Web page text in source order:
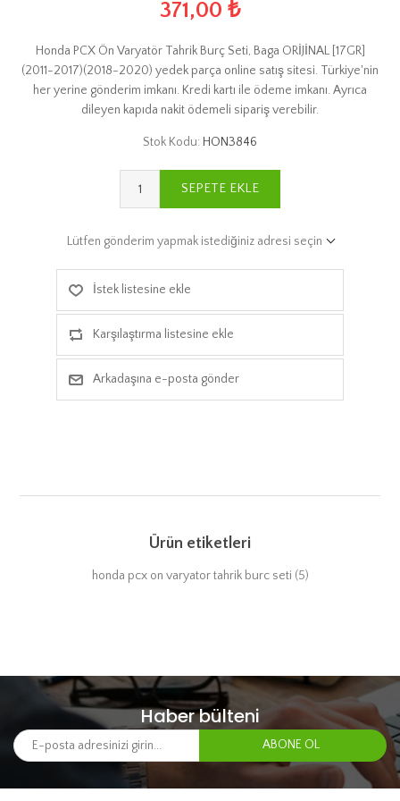
371,00 ₺
Honda PCX Ön Varyatör Tahrik Burç Seti, Baga ORİJİNAL [17GR]
(2011-2017)(2018-2020) yedek parça online satış sitesi. Türkiye'nin
her yerine gönderim imkanı. Kredi kartı ile ödeme imkanı. Ayrıca
dileyen kapıda nakit ödemeli sipariş verebilir.
Stok Kodu: HON3846
SEPETE EKLE
Lütfen gönderim yapmak istediğiniz adresi seçin
İstek listesine ekle
Karşılaştırma listesine ekle
Arkadaşına e-posta gönder
Ürün etiketleri
honda pcx on varyator tahrik burc seti (5)
Haber bülteni